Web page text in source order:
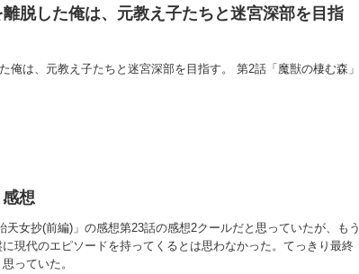
脱した俺は、元教え子たちと迷宮深部を目指
俺は、元教え子たちと迷宮深部を目指す。 第2話「魔獣の棲む森」
想
天女抄(前編)」の感想第23話の感想2クールだと思っていたが、もう
現代のエピソードを持ってくるとは思わなかった。てっきり最終
っていた。